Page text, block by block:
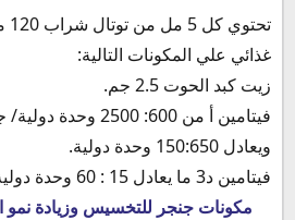
غذائي علي المكونات التالية:
زيت كبد الحوت 2.5 جم.
فيتامين أ من 600: 2500 وحدة دولية/ جم.
ويعادل 150:650 وحدة دولية.
فيتامين د3 ما يعادل 15 : 60 وحدة دولية.
مكونات جنجر للتخسيس وزيادة نمو